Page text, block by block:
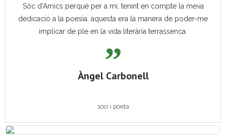
Sóc d'Amics perquè per a mi, tenint en compte la meva
dedicació a la poesia, aquesta era la manera de poder-me
implicar de ple en la vida literària terrassenca.
Àngel Carbonell
soci i poeta